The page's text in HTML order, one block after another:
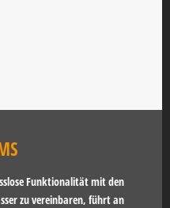
Funktionalität mit den
zu vereinbaren, führt an